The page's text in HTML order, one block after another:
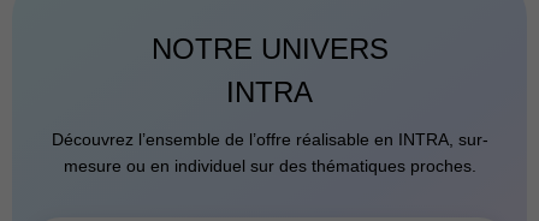
NOTRE UNIVERS
INTRA
Découvrez l’ensemble de l’offre réalisable en INTRA, sur-
mesure ou en individuel sur des thématiques proches.